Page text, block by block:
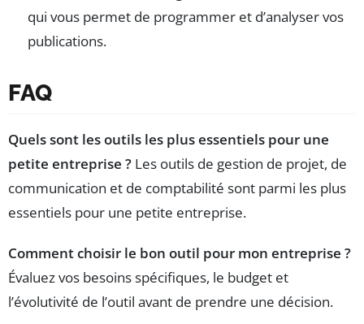
qui vous permet de programmer et d’analyser vos
publications.
FAQ
Quels sont les outils les plus essentiels pour une
petite entreprise ? Les outils de gestion de projet, de
communication et de comptabilité sont parmi les plus
essentiels pour une petite entreprise.
Comment choisir le bon outil pour mon entreprise ?
Évaluez vos besoins spécifiques, le budget et
l’évolutivité de l’outil avant de prendre une décision.